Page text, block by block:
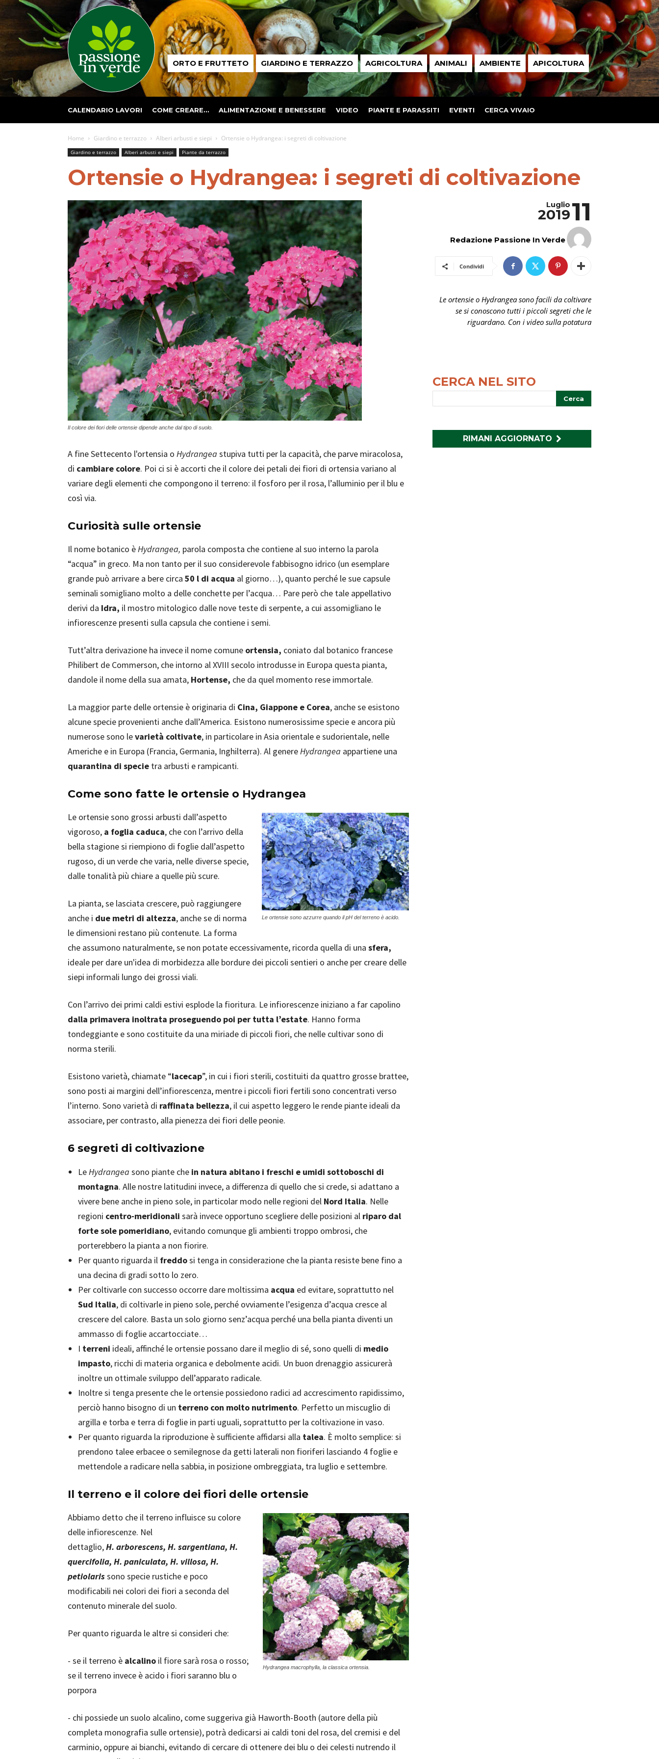
Passione
in ORTO E FRUTTETO GIARDINO E TERRAZZO AGRICOLTURA ANIMALI AMBIENTE APICOLTURA
CALENDARIO LAVORI COME CREARE… ALIMENTAZIONE E BENESSERE VIDEO PIANTE E PARASSITI EVENTI CERCA VIVAIO
Home Giardino e terrazzo Alberi arbusti e siepi Ortensie o Hydrangea: i segreti di coltivazione
Giardino e terrazzo Alberi arbusti e siepi Piante da terrazzo
Ortensie o Hydrangea: i segreti di coltivazione
Il colore dei fiori delle ortensie dipende anche dal tipo di suolo.
A fine Settecento l'ortensia o Hydrangea stupiva tutti per la capacità, che parve miracolosa,
di cambiare colore. Poi ci si è accorti che il colore dei petali dei fiori di ortensia variano al
variare degli elementi che compongono il terreno: il fosforo per il rosa, l’alluminio per il blu e
così via.
Curiosità sulle ortensie
Il nome botanico èHydrangea, parola composta che contiene al suo interno la parola
“acqua” in greco. Ma non tanto per il suo considerevole fabbisogno idrico (un esemplare
grande può arrivare a bere circa 50 l di acqua al giorno…), quanto perché le sue capsule
seminali somigliano molto a delle conchette per l’acqua… Pare però che tale appellativo
derivi da Idra, il mostro mitologico dalle nove teste di serpente, a cui assomigliano le
infiorescenze presenti sulla capsula che contiene i semi.
Tutt’altra derivazione ha invece il nome comune ortensia, coniato dal botanico francese
Philibert de Commerson, che intorno al XVIII secolo introdusse in Europa questa pianta,
dandole il nome della sua amata, Hortense, che da quel momento rese immortale.
La maggior parte delle ortensie è originaria di Cina, Giappone e Corea, anche se esistono
alcune specie provenienti anche dall’America. Esistono numerosissime specie e ancora più
numerose sono levarietà coltivate, in particolare in Asia orientale e sudorientale, nelle
Americhe e in Europa (Francia, Germania, Inghilterra). Al genereHydrangea appartiene una
quarantina di specie tra arbusti e rampicanti.
Come sono fatte le ortensie o Hydrangea
Le ortensie sono azzurre quando il pH del terreno è acido.
Le ortensie sono grossi arbusti dall’aspetto
vigoroso, a foglia caduca, che con l’arrivo della
bella stagione si riempiono di foglie dall’aspetto
rugoso, di un verde che varia, nelle diverse specie,
dalle tonalità più chiare a quelle più scure.
La pianta, se lasciata crescere, può raggiungere
anche i due metri di altezza, anche se di norma
le dimensioni restano più contenute. La forma
che assumono naturalmente, se non potate eccessivamente, ricorda quella di una sfera,
ideale per dare un'idea di morbidezza alle bordure dei piccoli sentieri o anche per creare delle
siepi informali lungo dei grossi viali.
Con l’arrivo dei primi caldi estivi esplode la fioritura. Le infiorescenze iniziano a far capolino
dalla primavera inoltrata proseguendo poi per tutta l’estate. Hanno forma
tondeggiante e sono costituite da una miriade di piccoli fiori, che nelle cultivar sono di
norma sterili.
Esistono varietà, chiamate “lacecap”, in cui i fiori sterili, costituiti da quattro grosse brattee,
sono posti ai margini dell’infiorescenza, mentre i piccoli fiori fertili sono concentrati verso
l’interno. Sono varietà di raffinata bellezza, il cui aspetto leggero le rende piante ideali da
associare, per contrasto, alla pienezza dei fiori delle peonie.
6 segreti di coltivazione
LeHydrangea sono piante che in natura abitano i freschi e umidi sottoboschi di
montagna. Alle nostre latitudini invece, a differenza di quello che si crede, si adattano a
vivere bene anche in pieno sole, in particolar modo nelle regioni del Nord Italia. Nelle
regioni centro-meridionali sarà invece opportuno scegliere delle posizioni al riparo dal
forte sole pomeridiano, evitando comunque gli ambienti troppo ombrosi, che
porterebbero la pianta a non fiorire.
Per quanto riguarda il freddosi tenga in considerazione che la pianta resiste bene fino a
una decina di gradi sotto lo zero.
Per coltivarle con successo occorre dare moltissima acqua ed evitare, soprattutto nel
Sud Italia, di coltivarle in pieno sole, perché ovviamente l’esigenza d’acqua cresce al
crescere del calore. Basta un solo giorno senz’acqua perché una bella pianta diventi un
ammasso di foglie accartocciate…
I terreni ideali, affinché le ortensie possano dare il meglio di sé, sono quelli di medio
impasto, ricchi di materia organica e debolmente acidi. Un buon drenaggio assicurerà
inoltre un ottimale sviluppo dell’apparato radicale.
Inoltre si tenga presente che le ortensie possiedono radici ad accrescimento rapidissimo,
perciò hanno bisogno di un terreno con molto nutrimento. Perfetto un miscuglio di
argilla e torba e terra di foglie in parti uguali, soprattutto per la coltivazione in vaso.
Per quanto riguarda la riproduzione è sufficiente affidarsi alla talea. È molto semplice: si
prendono talee erbacee o semilegnose da getti laterali non fioriferi lasciando 4 foglie e
mettendole a radicare nella sabbia, in posizione ombreggiata, tra luglio e settembre.
Il terreno e il colore dei fiori delle ortensie
Hydrangea macrophylla, la classica ortensia.
Abbiamo detto che il terreno influisce su colore
delle infiorescenze. Nel
dettaglio,H. arborescens, H. sargentiana, H.
quercifolia, H. paniculata, H. villosa, H.
petiolarissono specie rustiche e poco
modificabili nei colori dei fiori a seconda del
contenuto minerale del suolo.
Per quanto riguarda le altre si consideri che:
- se il terreno è alcalino il fiore sarà rosa o rosso;
se il terreno invece è acido i fiori saranno blu o
porpora
- chi possiede un suolo alcalino, come suggeriva già Haworth-Booth (autore della più
completa monografia sulle ortensie), potrà dedicarsi ai caldi toni del rosa, del cremisi e del
carminio, oppure ai bianchi, evitando di cercare di ottenere dei blu o dei celesti nutrendo il
11
Luglio
2019
Redazione Passione In Verde
Condividi
Le ortensie o Hydrangea sono facili da coltivare
se si conoscono tutti i piccoli segreti che le
riguardano. Con i video sulla potatura
CERCA NEL SITO
RIMANI AGGIORNATO